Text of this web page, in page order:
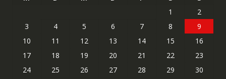
1
2
3
4 5 6 7 8
9
10
11 12 13 14 15
16
17
18 19 20 21 22
23
24
25 26 27 28 29
30